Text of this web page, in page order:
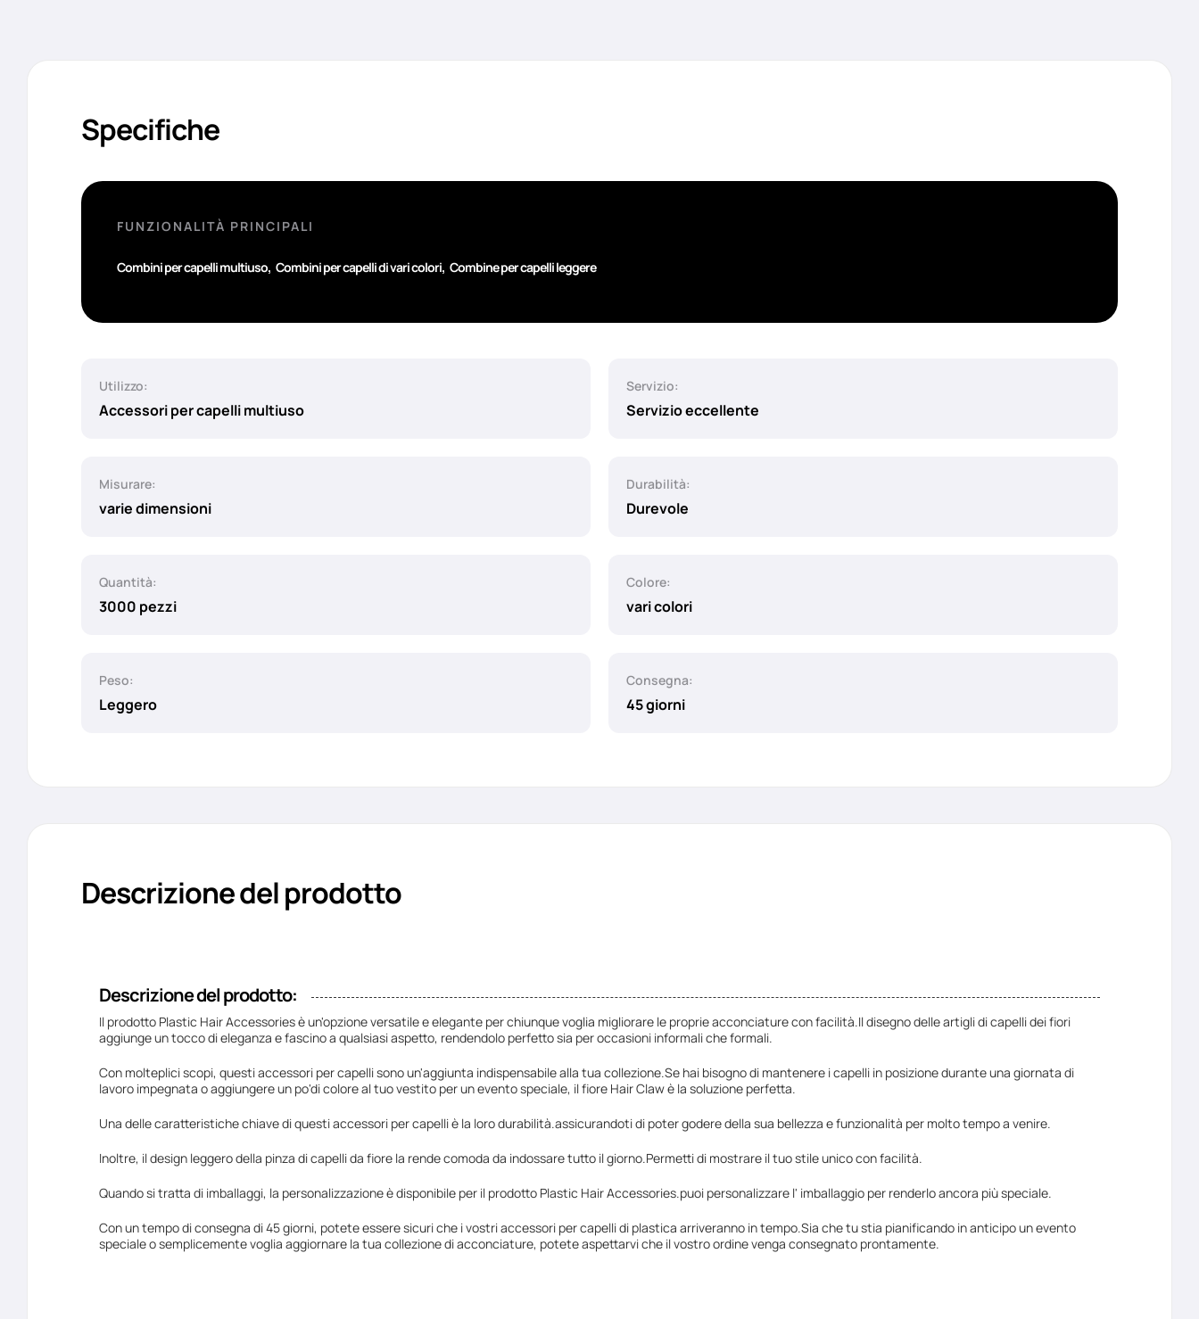
Specifiche
FUNZIONALITÀ PRINCIPALI
Combini per capelli multiuso, Combini per capelli di vari colori, Combine per capelli leggere
Utilizzo:
Accessori per capelli multiuso
Servizio:
Servizio eccellente
Misurare:
varie dimensioni
Durabilità:
Durevole
Quantità:
3000 pezzi
Colore:
vari colori
Peso:
Leggero
Consegna:
45 giorni
Descrizione del prodotto
Descrizione del prodotto:
Il prodotto Plastic Hair Accessories è un'opzione versatile e elegante per chiunque voglia migliorare le proprie acconciature con facilità.Il disegno delle artigli di capelli dei fiori
aggiunge un tocco di eleganza e fascino a qualsiasi aspetto, rendendolo perfetto sia per occasioni informali che formali.
Con molteplici scopi, questi accessori per capelli sono un'aggiunta indispensabile alla tua collezione.Se hai bisogno di mantenere i capelli in posizione durante una giornata di
lavoro impegnata o aggiungere un po'di colore al tuo vestito per un evento speciale, il fiore Hair Claw è la soluzione perfetta.
Una delle caratteristiche chiave di questi accessori per capelli è la loro durabilità.assicurandoti di poter godere della sua bellezza e funzionalità per molto tempo a venire.
Inoltre, il design leggero della pinza di capelli da fiore la rende comoda da indossare tutto il giorno.Permetti di mostrare il tuo stile unico con facilità.
Quando si tratta di imballaggi, la personalizzazione è disponibile per il prodotto Plastic Hair Accessories.puoi personalizzare l' imballaggio per renderlo ancora più speciale.
Con un tempo di consegna di 45 giorni, potete essere sicuri che i vostri accessori per capelli di plastica arriveranno in tempo.Sia che tu stia pianificando in anticipo un evento
speciale o semplicemente voglia aggiornare la tua collezione di acconciature, potete aspettarvi che il vostro ordine venga consegnato prontamente.